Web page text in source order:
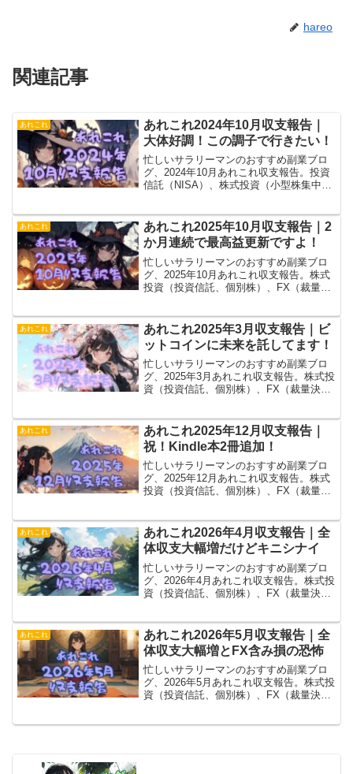
hareo
関連記事
あれこれ
あれこれ2024年10月収支報告｜
大体好調！この調子で行きたい！
忙しいサラリーマンのおすすめ副業ブロ
グ、2024年10月あれこれ収支報告。投資
信託（NISA）、株式投資（小型株集中投
れこれ（暗号通貨とか）ひっくるめて大
体好調でした！
あれこれ
あれこれ2025年10月収支報告｜2
か月連続で最高益更新ですよ！
忙しいサラリーマンのおすすめ副業ブロ
グ、2025年10月あれこれ収支報告。株式
投資（投資信託、個別株）、FX（裁量決
電子書籍とか）含めて2か月連続で最高益
更新！
あれこれ
あれこれ2025年3月収支報告｜ビ
ットコインに未来を託してます！
忙しいサラリーマンのおすすめ副業ブロ
グ、2025年3月あれこれ収支報告。株式投
資（投資信託、個別株）、FX（裁量決
電子書籍とか）全部ひっくるめてマイナ
ス拡大……。
あれこれ
あれこれ2025年12月収支報告｜
祝！Kindle本2冊追加！
忙しいサラリーマンのおすすめ副業ブロ
グ、2025年12月あれこれ収支報告。株式
投資（投資信託、個別株）、FX（裁量決
電子書籍とか）含めて微増。Kindle本2冊
追加！
あれこれ
あれこれ2026年4月収支報告｜全
体収支大幅増だけどキニシナイ
忙しいサラリーマンのおすすめ副業ブロ
グ、2026年4月あれこれ収支報告。株式投
資（投資信託、個別株）、FX（裁量決
電子書籍とか）含めて大幅増。投資信託
の波ですよ。
あれこれ
あれこれ2026年5月収支報告｜全
体収支大幅増とFX含み損の恐怖
忙しいサラリーマンのおすすめ副業ブロ
グ、2026年5月あれこれ収支報告。株式投
資（投資信託、個別株）、FX（裁量決